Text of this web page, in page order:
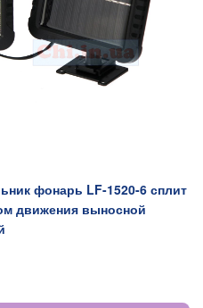
фонарь LF-1520-6 сплит
движения выносной